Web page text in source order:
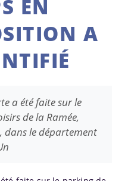
EN
A
a été faite sur le
de la Ramée,
dans le département